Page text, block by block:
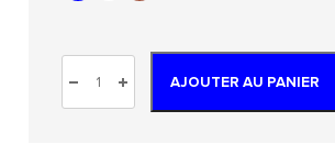
AJOUTER AU PANIER